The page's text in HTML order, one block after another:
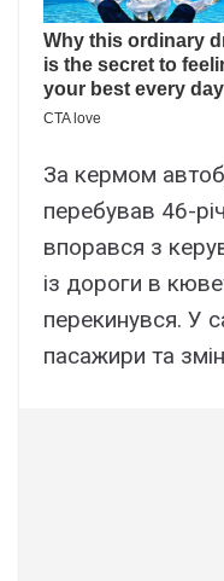
За кермом
перебував 46-
впорався з
із дороги в
перекинувся. У
пасажири та